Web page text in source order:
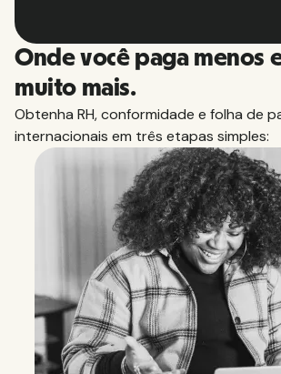
Onde você paga menos
muito mais.
Obtenha RH, conformidade e folha de
internacionais em três etapas simples: